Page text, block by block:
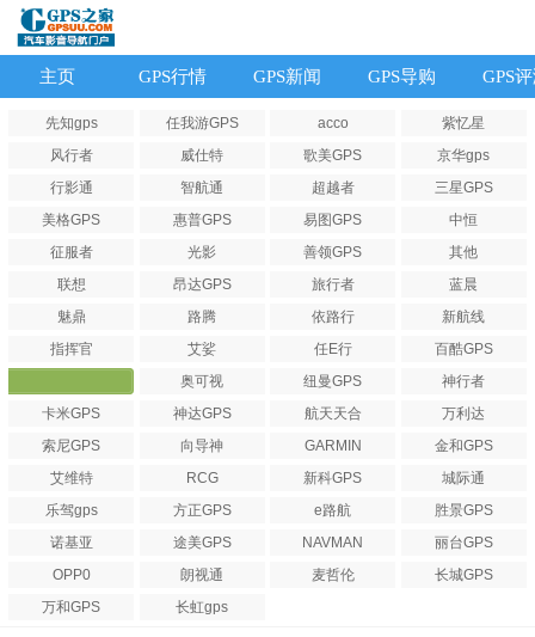
主页 GPS行情 GPS新闻 GPS导购 GPS
先知gps 任我游GPS acco
紫忆星
风行者
威仕特 歌美GPS
京华gps
行影通
智航通 超越者
三星GPS
美格GPS
惠普GPS 易图GPS
中恒
征服者
光影 善领GPS
其他
联想
昂达GPS 旅行者
蓝晨
魅鼎
路腾 依路行
新航线
指挥官
艾娑 任E行 百酷GPS
爱国者
奥可视 纽曼GPS
神行者
卡米GPS
神达GPS 航天天合
万利达
索尼GPS
向导神 GARMIN
金和GPS
艾维特
RCG 新科GPS
城际通
乐驾gps
方正GPS e路航
胜景GPS
诺基亚
途美GPS NAVMAN
丽台GPS
OPP0
朗视通 麦哲伦
长城GPS
万和GPS
长虹gps